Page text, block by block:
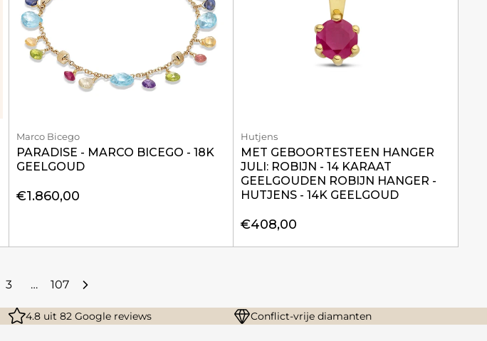
Marco Bicego
PARADISE - MARCO BICEGO - 18K
GEELGOUD
€1.860,00
Hutjens
MET GEBOORTESTEEN HANGER
JULI: ROBIJN - 14 KARAAT
GEELGOUDEN ROBIJN HANGER -
HUTJENS - 14K GEELGOUD
€408,00
3 … 107
4.8 uit 82 Google reviews Conflict-vrije diamanten